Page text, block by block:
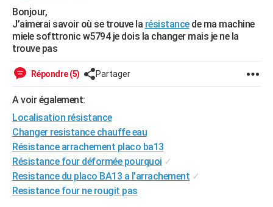
Essais
Réserver un essai
Citadines
Berlines
SUV
Forum auto
+HIGH-TECH
Mobiles
Meilleur smartphone
Internet
Ordinateurs
Jeux vidéo
Guide high-tech
+BRICOLAGE
Forum
Aménagement intérieur
Extérieur
Cuisine
Salle de bains
Jardinage
Rangement
WEEK-END
LIFESTYLE
Art de vivre
Bien-être
Loisirs
Mode
Modes de vie
SANTE
Alimentation
Guide de la santé
Maladies
Médicaments
Sommeil
VOYAGE
Destinations
City break
Voyage nature
Voyage de noces
Forum
Climat
+PHOTO
GUIDES D'ACHAT
Bonjour,
J’aimerai savoir où se trouve la résistancede ma machine
miele softtronic w5794 je dois la changer mais je ne la
trouve pas
Répondre (5) Partager
A voir également:
Localisation résistance
Changer resistance chauffe eau
Résistance arrachement placo ba13
Résistance four déformée pourquoi ✓
Resistance du placo BA13 a l'arrachement ✓
Resistance four ne rougit pas